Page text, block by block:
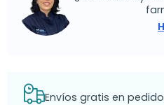
Envíos gratis en